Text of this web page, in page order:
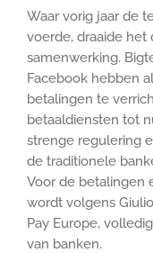
Waar vorig jaar de
voerde, draaide het
samenwerking.
Facebook hebben
betalingen te
betaaldiensten tot
strenge regulering
de traditionele
Voor de betalingen
wordt volgens
Pay Europe,
van banken.